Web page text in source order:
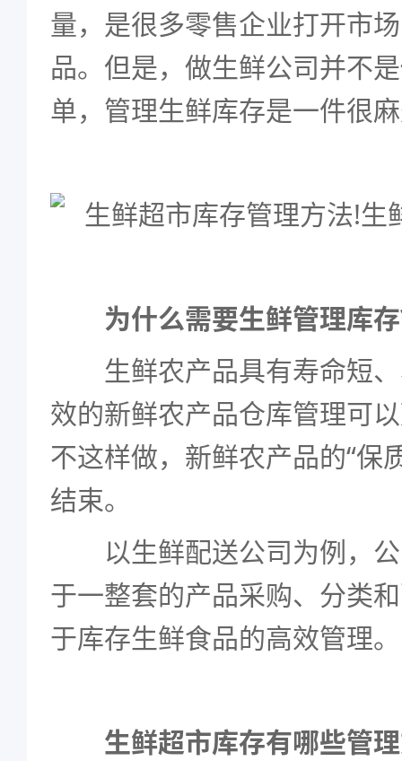
量，是很多零售企业打开市
品。但是，做生鲜公司并不
单，管理生鲜库存是一件很
为什么需要生鲜管理库
生鲜农产品具有寿命短、
效的新鲜农产品仓库管理可
不这样做，新鲜农产品的“保
结束。
以生鲜配送公司为例，公
于一整套的产品采购、分类
于库存生鲜食品的高效管理。
生鲜超市库存有哪些管